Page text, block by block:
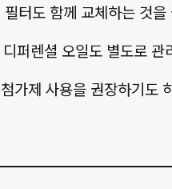
터도 함께 교체하는 것
퍼렌셜 오일도 별도로 관
가제 사용을 권장하기도